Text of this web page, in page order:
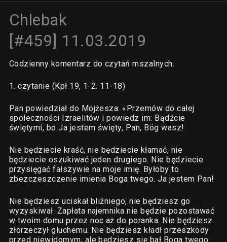
Chlebak
[#459] 11.03.2019
Codzienny komentarz do czytań mszalnych.
1. czytanie (Kpł 19, 1-2. 11-18)
Pan powiedział do Mojżesza: «Przemów do całej
społeczności Izraelitów i powiedz im: Bądźcie
świętymi, bo Ja jestem święty, Pan, Bóg wasz!
Nie będziecie kraść, nie będziecie kłamać, nie
będziecie oszukiwać jeden drugiego. Nie będziecie
przysięgać fałszywie na moje imię. Byłoby to
zbezczeszczenie imienia Boga twego. Ja jestem Pan!
Nie będziesz uciskał bliźniego, nie będziesz go
wyzyskiwał. Zapłata najemnika nie będzie pozostawać
w twoim domu przez noc aż do poranka. Nie będziesz
złorzeczył głuchemu. Nie będziesz kładł przeszkody
przed niewidomym, ale będziesz się bał Boga twego.